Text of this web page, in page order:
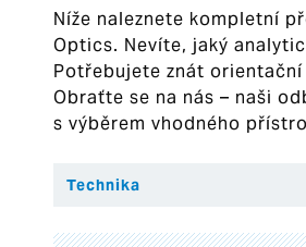
Níže naleznete kompletní
Optics. Nevíte, jaký
Potřebujete znát
Obraťte se na nás – naši
s výběrem vhodného